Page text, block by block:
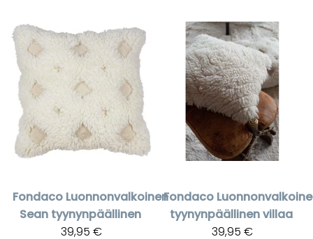
Fondaco Luonnonvalkoinen
Sean tyynynpäällinen
39,95 €
Fondaco
tyynynpäällinen villaa
39,95 €